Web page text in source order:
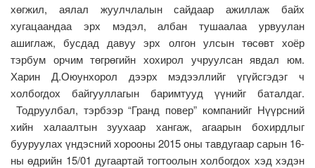
хөгжил, аялал жуулчлалын сайдаар ажиллаж байх
хугацаандаа эрх мэдэл, албан тушаалаа урвуулан
ашиглаж, бусдад давуу эрх олгон улсын төсөвт хоёр
тэрбум орчим төгрөгийн хохирол учруулсан явдал юм.
Харин Д.Оюунхорол дээрх мэдээллийг үгүйсгэдэг ч
холбогдох байгууллагын баримтууд үүнийг баталдаг.
Тодруулбал, тэрбээр “Гранд повер” компанийг Нүүрсний
хийн халаалтын зуухаар хангаж, агаарын бохирдлыг
бууруулах үндэсний хорооны 2015 оны тавдугаар сарын 16-
ны өдрийн 15/01 дугаартай тогтоолын холбогдох хэд хэдэн